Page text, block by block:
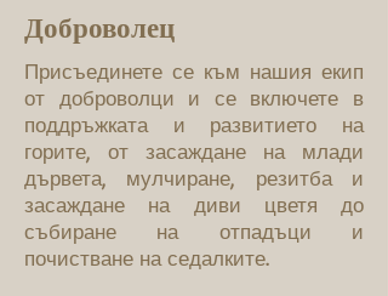
Доброволец
​Присъединете се към нашия екип
от доброволци и се включете в
поддръжката и развитието на
горите, от засаждане на млади
дървета, мулчиране, резитба и
засаждане на диви цветя до
събиране на отпадъци и
почистване на седалките.